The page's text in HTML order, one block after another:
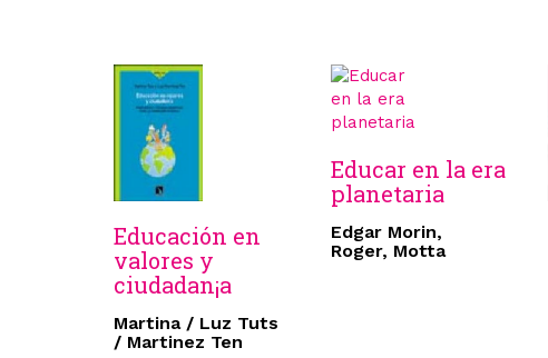
Educación en
valores y
ciudadan¡a
Martina / Luz Tuts
/ Martinez Ten
Educar en la era
planetaria
Edgar Morin,
Roger, Motta